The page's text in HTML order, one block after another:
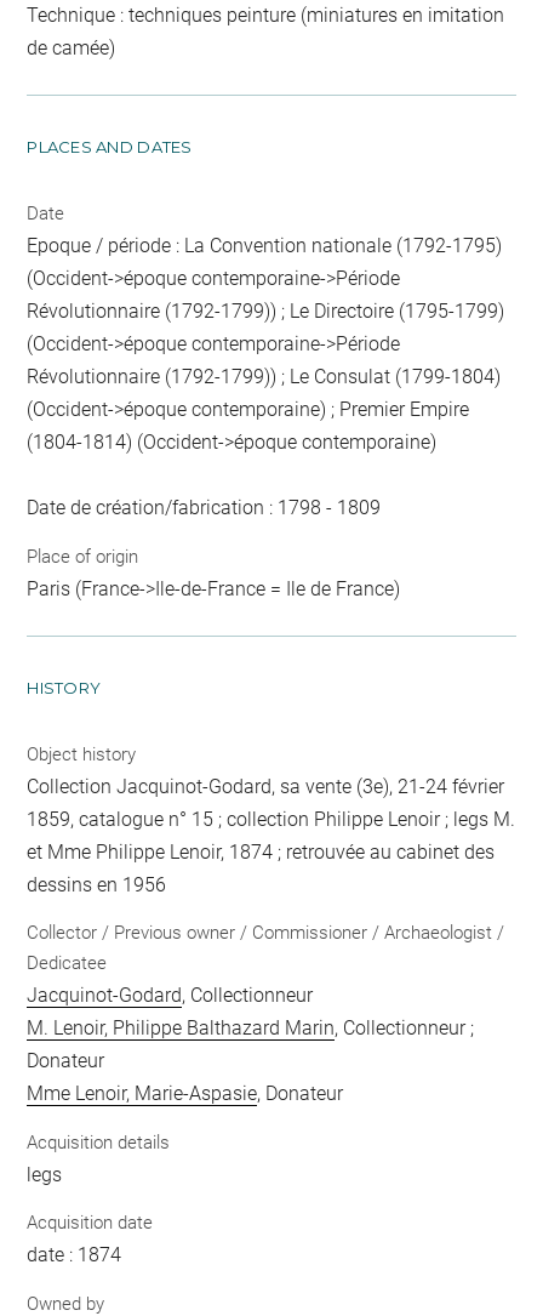
Technique : techniques peinture (miniatures en imitation
de camée)
PLACES AND DATES
Date
Epoque / période : La Convention nationale (1792-1795)
(Occident->époque contemporaine->Période
Révolutionnaire (1792-1799)) ; Le Directoire (1795-1799)
(Occident->époque contemporaine->Période
Révolutionnaire (1792-1799)) ; Le Consulat (1799-1804)
(Occident->époque contemporaine) ; Premier Empire
(1804-1814) (Occident->époque contemporaine)
Date de création/fabrication : 1798 - 1809
Place of origin
Paris (France->Ile-de-France = Ile de France)
HISTORY
Object history
Collection Jacquinot-Godard, sa vente (3e), 21-24 février
1859, catalogue n° 15 ; collection Philippe Lenoir ; legs M.
et Mme Philippe Lenoir, 1874 ; retrouvée au cabinet des
dessins en 1956
Collector / Previous owner / Commissioner / Archaeologist /
Dedicatee
Jacquinot-Godard, Collectionneur
M. Lenoir, Philippe Balthazard Marin, Collectionneur ;
Donateur
Mme Lenoir, Marie-Aspasie, Donateur
Acquisition details
legs
Acquisition date
date : 1874
Owned by